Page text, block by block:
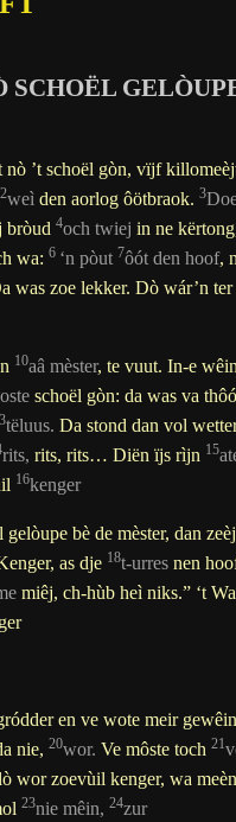
SCHOËL
nò ’t schoël gòn, vïjf
2weì den aorlog ôötbraok. 3
bròud 4och twiej in ne
wa: 6 ‘n pòut 7ôót den hoof,
was zoe lekker. Dò wár’n
10aâ mèster, te vuut. In-e
schoël gòn: da was va
tëluus. Da stond dan vol
rits, rits, rits… Diën ïjs rìjn 15
16kenger
bè de mèster, dan
as dje 18t-urres nen
miêj, ch-hùb heì niks.” ‘t
en ve wote meir
nie, 20wor. Ve môste toch 21
wor zoevùil kenger, wa
23nie mêin, 24zur